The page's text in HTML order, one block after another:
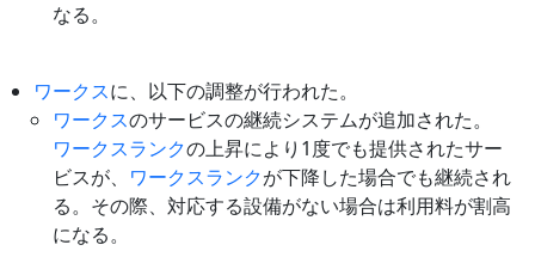
なる。
ワークスに、以下の調整が行われた。
ワークスのサービスの継続システムが追加された。
ワークスランクの上昇により1度でも提供されたサー
ビスが、 ワークスランクが下降した場合でも継続され
る。その際、対応する設備がない場合は利用料が割高
になる。